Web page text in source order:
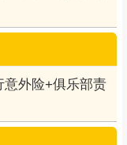
意外险+俱乐部责